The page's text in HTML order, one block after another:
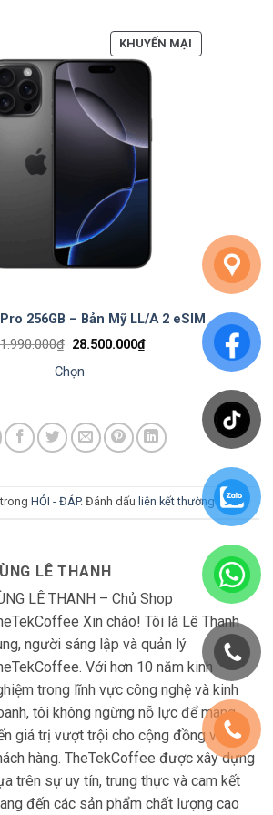
KHUYẾN MẠI
PHẨM
256GB – Bản Mỹ LL/A 2 eSIM
₫ Giá
là:
31.990.000₫.
28.500.000₫Giá
28.500.000₫.
Chọn
HỎI - ĐÁP. Đánh dấu liên kết thường trực.
LÊ THANH
LÊ THANH – Chủ Shop
Xin chào! Tôi là Lê Thanh
người sáng lập và quản lý
Với hơn 10 năm kinh
trong lĩnh vực công nghệ và kinh
tôi không ngừng nỗ lực để mang
giá trị vượt trội cho cộng đồng và
hàng. TheTekCoffee được xây dựng
trên sự uy tín, trung thực và cam kết
đến các sản phẩm chất lượng cao